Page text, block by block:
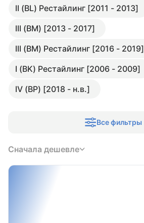
II (BL) Рестайлинг [2011 - 2013]
III (BM) [2013 - 2017]
III (BM) Рестайлинг [2016 - 2019]
I (BK) Рестайлинг [2006 - 2009]
IV (BP) [2018 - н.в.]
Все фильтры
Сначала дешевле